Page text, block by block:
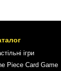
ігри
Piece Card Game